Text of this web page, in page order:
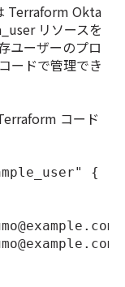
Terraform Okta
リソースを
ユーザーのプロ
ードで管理でき
コード
{